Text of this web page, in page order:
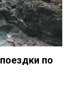
по